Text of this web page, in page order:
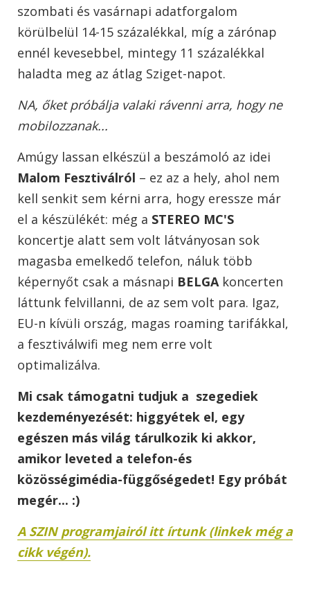
szombati és vasárnapi adatforgalom
körülbelül 14-15 százalékkal, míg a zárónap
ennél kevesebbel, mintegy 11 százalékkal
haladta meg az átlag Sziget-napot.
NA, őket próbálja valaki rávenni arra, hogy ne
mobilozzanak...
Amúgy lassan elkészül a beszámoló az idei
Malom Fesztiválról – ez az a hely, ahol nem
kell senkit sem kérni arra, hogy eressze már
el a készülékét: még a STEREO MC'S
koncertje alatt sem volt látványosan sok
magasba emelkedő telefon, náluk több
képernyőt csak a másnapi BELGAkoncerten
láttunk felvillanni, de az sem volt para. Igaz,
EU-n kívüli ország, magas roaming tarifákkal,
a fesztiválwifi meg nem erre volt
optimalizálva.
Mi csak támogatni tudjuk a szegediek
kezdeményezését: higgyétek el, egy
egészen más világ tárulkozik ki akkor,
amikor leveted a telefon-és
közösségimédia-függőségedet! Egy próbát
megér... :)
A SZIN programjairól itt írtunk (linkek még a
cikk végén).